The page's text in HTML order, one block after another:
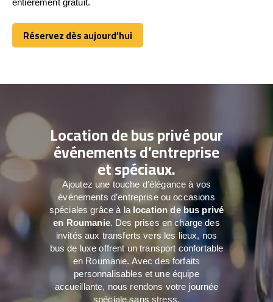
Réservez dès aujourd’hui
Réservez dès aujourd’hui
Location de bus privé pour
événements d’entreprise
et spéciaux.
Ajoutez une touche d’élégance à vos
événements d’entreprise ou occasions
spéciales grâce à la location de bus privé
en Roumanie. Des prises en charge des
invités aux transferts vers les lieux, nos
bus de luxe offrent un transport confortable
en Roumanie. Avec des forfaits
personnalisables et une équipe
accueillante, nous rendons votre journée
spéciale sans stress.